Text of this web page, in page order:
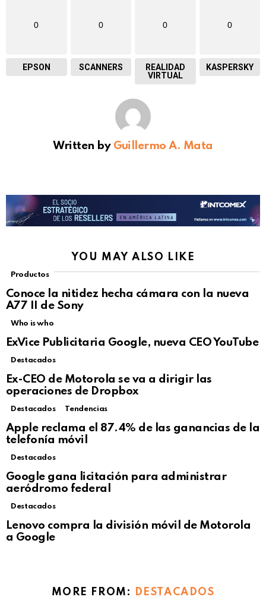
0
EPSON
0
SCANNERS
0
REALIDAD
VIRTUAL
0
KASPERSKY
Written by Guillermo A. Mata
YOU MAY ALSO LIKE
Productos
Conoce la nitidez hecha cámara con la nueva
A77 II de Sony
Who is who
ExVice Publicitaria Google, nueva CEO YouTube
Destacados
Ex-CEO de Motorola se va a dirigir las
operaciones de Dropbox
Not Safe For Work
Click to view this post
Destacados Tendencias
Apple reclama el 87.4% de las ganancias de la
telefonía móvil
Destacados
Google gana licitación para administrar
aeródromo federal
Destacados
Lenovo compra la división móvil de Motorola
a Google
MORE FROM: DESTACADOS